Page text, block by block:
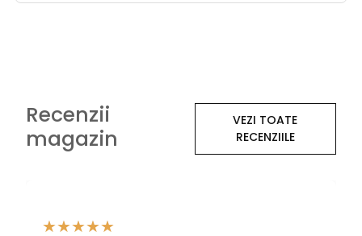
Recenzii
magazin
VEZI TOATE
RECENZIILE